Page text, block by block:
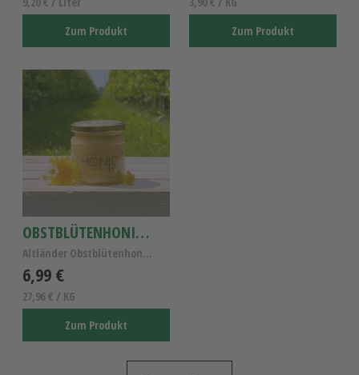
Zum Produkt
Zum Produkt
OBSTBLÜTENHONIG 250G
Altländer Obstblütenhonig, reiner Obstblütenhonig,...
6,99 €
27,96 € / KG
Zum Produkt